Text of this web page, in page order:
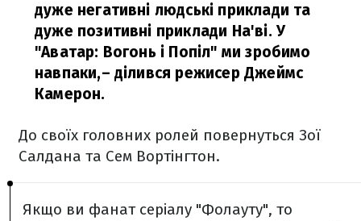
дуже негативні людські приклади та
дуже позитивні приклади На'ві. У
"Аватар: Вогонь і Попіл" ми зробимо
навпаки,– ділився режисер Джеймс
Камерон.
До своїх головних ролей повернуться Зої
Салдана та Сем Вортінгтон.
Якщо ви фанат серіалу "Фолауту", то